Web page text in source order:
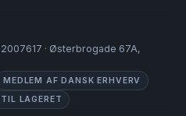
· Østerbrogade 67A,
MEDLEM AF DANSK ERHVERV
LAGERET